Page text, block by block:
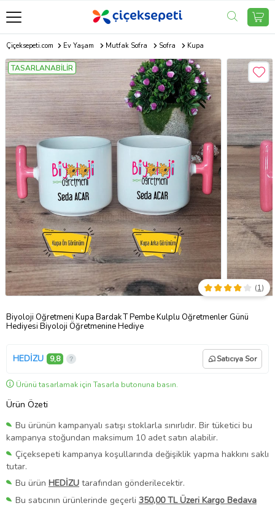
Çiçeksepeti.com Ev Yaşam Mutfak Sofra Sofra Kupa
TASARLANABİLİR
Biyoloji Öğretmeni Kupa Bardak T Pembe Kulplu Öğretmenler Günü
Hediyesi Biyoloji Öğretmenine Hediye
(1)
HEDİZU 9,8 Satıcıya Sor
Ürünü tasarlamak için Tasarla butonuna basın.
Ürün Özeti
Bu ürünün kampanyalı satışı stoklarla sınırlıdır. Bir tüketici bu
kampanya stoğundan maksimum 10 adet satın alabilir.
Çiçeksepeti kampanya koşullarında değişiklik yapma hakkını saklı
tutar.
Bu ürün HEDİZU tarafından gönderilecektir.
Bu satıcının ürünlerinde geçerli 350,00 TL Üzeri Kargo Bedava